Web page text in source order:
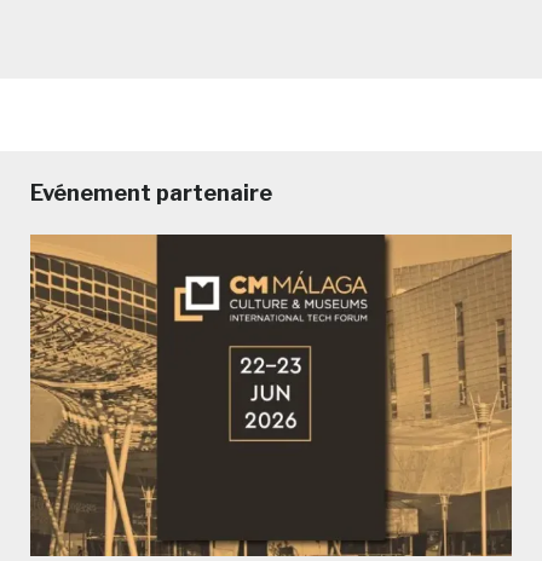
Evénement partenaire